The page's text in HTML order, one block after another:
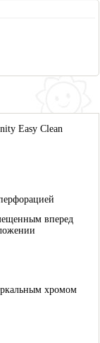
Easy Clean
вперед
хромом